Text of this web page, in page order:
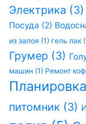
Электрика (3)
Посуда (2)
из запоя (1) гель лак
Грумер (3)
машин (1) Ремонт
питомник (3)